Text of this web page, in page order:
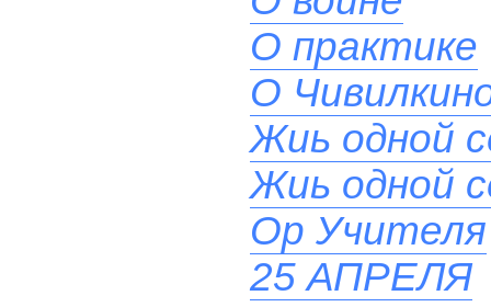
О практике
О
Жиь одной
Жиь одной
Ор Учителя
25 АПРЕЛЯ